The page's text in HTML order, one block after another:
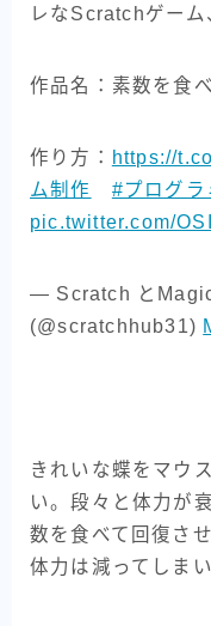
レなScratchゲー
作品名：素数を食
作り方： https://
ム制作
#プログラ
pic.twitter.com/
— Scratch と
(@scratchhub31)
きれいな蝶をマウ
い。段々と体力が
数を食べて回復さ
体力は減ってしまい